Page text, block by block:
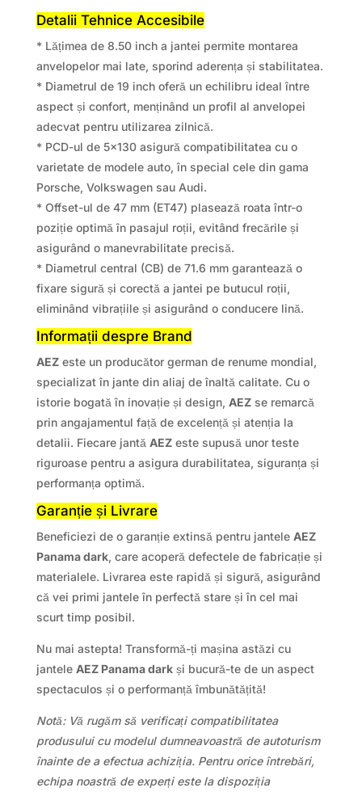
Detalii Tehnice Accesibile
* Lățimea de 8.50 inch a jantei permite montarea
anvelopelor mai late, sporind aderența și stabilitatea.
* Diametrul de 19 inch oferă un echilibru ideal între
aspect și confort, menținând un profil al anvelopei
adecvat pentru utilizarea zilnică.
* PCD-ul de 5×130 asigură compatibilitatea cu o
varietate de modele auto, în special cele din gama
Porsche, Volkswagen sau Audi.
* Offset-ul de 47 mm (ET47) plasează roata într-o
poziție optimă în pasajul roții, evitând frecările și
asigurând o manevrabilitate precisă.
* Diametrul central (CB) de 71.6 mm garantează o
fixare sigură și corectă a jantei pe butucul roții,
eliminând vibrațiile și asigurând o conducere lină.
Informații despre Brand
AEZeste un producător german de renume mondial,
specializat în jante din aliaj de înaltă calitate. Cu o
istorie bogată în inovație și design, AEZse remarcă
prin angajamentul față de excelență și atenția la
detalii. Fiecare jantă AEZeste supusă unor teste
riguroase pentru a asigura durabilitatea, siguranța și
performanța optimă.
Garanție și Livrare
Beneficiezi de o garanție extinsă pentru jantele AEZ
Panama dark, care acoperă defectele de fabricație și
materialele. Livrarea este rapidă și sigură, asigurând
că vei primi jantele în perfectă stare și în cel mai
scurt timp posibil.
Nu mai astepta! Transformă-ți mașina astăzi cu
jantele AEZ Panama darkși bucură-te de un aspect
spectaculos și o performanță îmbunătățită!
Notă: Vă rugăm să verificați compatibilitatea
produsului cu modelul dumneavoastră de autoturism
înainte de a efectua achiziția. Pentru orice întrebări,
echipa noastră de experți este la dispoziția